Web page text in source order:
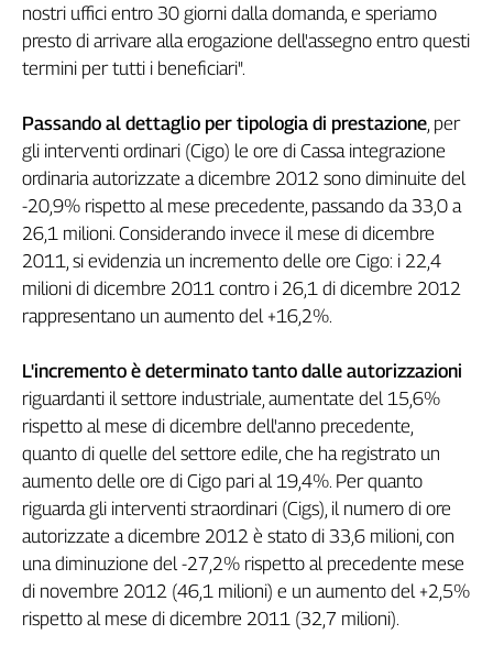
Le
trasmissioni
tv
in
Progress
L'Italia
Lavoro
Territori
Abruzzo-
Molise
Adige
Basilicata
Calabria
Campania
Emilia-
Romagna
Friuli
Venezia
Giulia
Lazio
nostri uffici entro 30 giorni dalla domanda, e speriamo
presto di arrivare alla erogazione dell'assegno entro questi
termini per tutti i beneficiari".
Passando al dettaglio per tipologia di prestazione , per
gli interventi ordinari (Cigo) le ore di Cassa integrazione
ordinaria autorizzate a dicembre 2012 sono diminuite del
-20,9% rispetto al mese precedente, passando da 33,0 a
26,1 milioni. Considerando invece il mese di dicembre
2011, si evidenzia un incremento delle ore Cigo: i 22,4
milioni di dicembre 2011 contro i 26,1 di dicembre 2012
rappresentano un aumento del +16,2%.
L'incremento è determinato tanto dalle autorizzazioni
riguardanti il settore industriale, aumentate del 15,6%
rispetto al mese di dicembre dell'anno precedente,
quanto di quelle del settore edile, che ha registrato un
aumento delle ore di Cigo pari al 19,4%. Per quanto
riguarda gli interventi straordinari (Cigs), il numero di ore
autorizzate a dicembre 2012 è stato di 33,6 milioni, con
una diminuzione del -27,2% rispetto al precedente mese
di novembre 2012 (46,1 milioni) e un aumento del +2,5%
rispetto al mese di dicembre 2011 (32,7 milioni).